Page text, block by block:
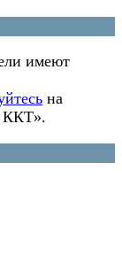
имеют
на
ККТ».